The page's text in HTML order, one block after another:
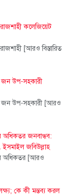
রাজশাহী কলেজিয়েট
[আরও বিস্তারিত
জন উপ-সহকারী
জন উপ-সহকারী [আরও
অধিকতর জনবান্ধব:
ইসমাইল জবিউল্লাহ
অধিকতর [আরও
কে কী মন্তব্য করল